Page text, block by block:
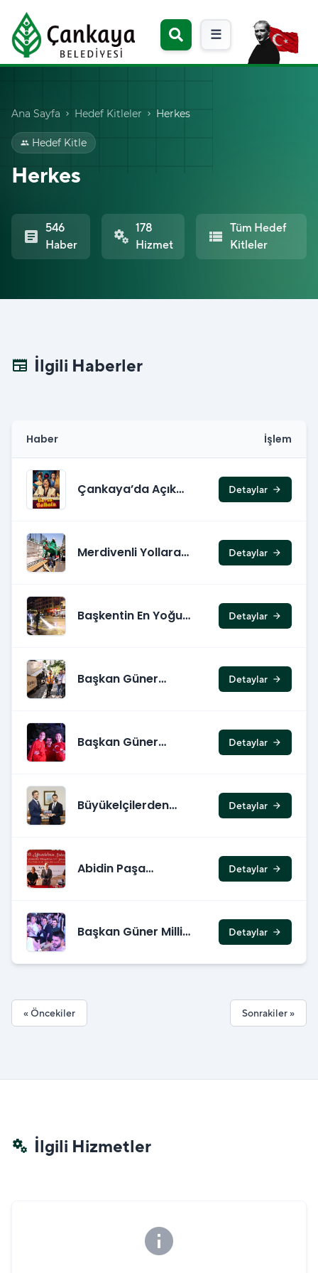
☰
Ana Sayfa chevron_right Hedef Kitleler chevron_right Herkes
group Hedef Kitle
Herkes
article
546
Haber
miscellaneous_services
178
Hizmet
view_list
Tüm Hedef
Kitleler
newspaper İlgili Haberler
Haber İşlem
Çankaya’da Açık
Detaylar arrow_forward
Merdivenli Yollara
Detaylar arrow_forward
Başkentin En Yoğun
Detaylar arrow_forward
Başkan Güner
Detaylar arrow_forward
Başkan Güner
Detaylar arrow_forward
Büyükelçilerden
Detaylar arrow_forward
Abidin Paşa
Detaylar arrow_forward
Başkan Güner Milli
Çankayalılarla
Detaylar arrow_forward
« Öncekiler Sonrakiler »
miscellaneous_services İlgili Hizmetler
info